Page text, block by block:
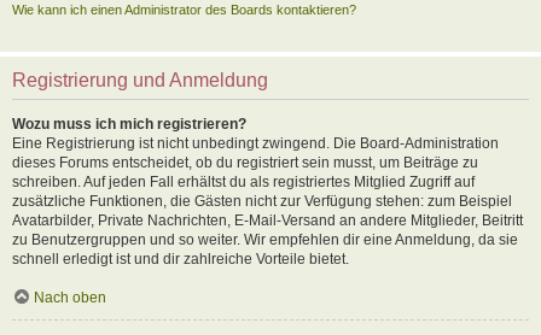
Wie kann ich einen Administrator des Boards kontaktieren?
Registrierung und Anmeldung
Wozu muss ich mich registrieren?
Eine Registrierung ist nicht unbedingt zwingend. Die Board-Administration
dieses Forums entscheidet, ob du registriert sein musst, um Beiträge zu
schreiben. Auf jeden Fall erhältst du als registriertes Mitglied Zugriff auf
zusätzliche Funktionen, die Gästen nicht zur Verfügung stehen: zum Beispiel
Avatarbilder, Private Nachrichten, E-Mail-Versand an andere Mitglieder, Beitritt
zu Benutzergruppen und so weiter. Wir empfehlen dir eine Anmeldung, da sie
schnell erledigt ist und dir zahlreiche Vorteile bietet.
Nach oben